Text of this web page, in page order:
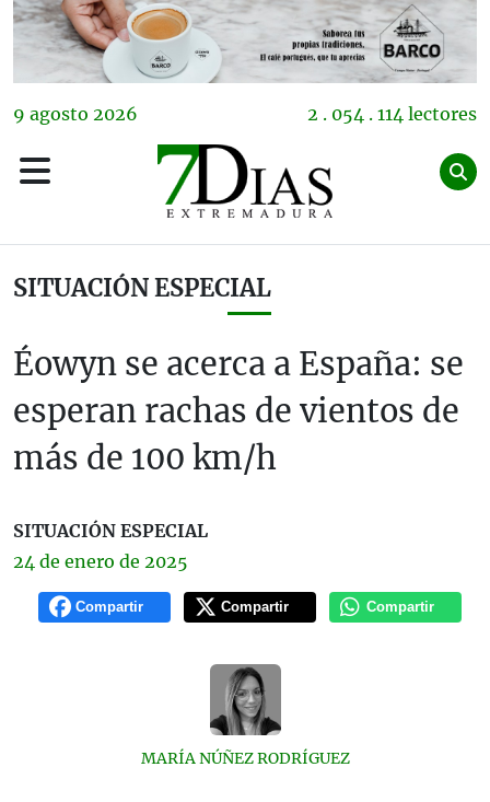
9 agosto 2026 2 . 054 . 114 lectores
SITUACIÓN ESPECIAL
Éowyn se acerca a España: se
esperan rachas de vientos de
más de 100 km/h
SITUACIÓN ESPECIAL
24 de enero de 2025
Compartir Compartir Compartir
MARÍA NÚÑEZ RODRÍGUEZ